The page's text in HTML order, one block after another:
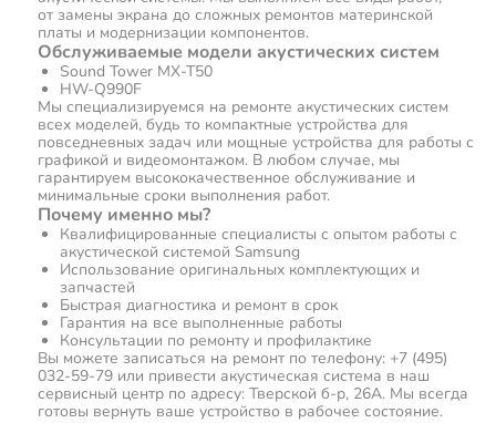
от замены экрана до сложных ремонтов материнской
платы и модернизации компонентов.
Обслуживаемые модели акустических систем
Sound Tower MX-T50
HW-Q990F
Мы специализируемся на ремонте акустических систем
всех моделей, будь то компактные устройства для
повседневных задач или мощные устройства для работы с
графикой и видеомонтажом. В любом случае, мы
гарантируем высококачественное обслуживание и
минимальные сроки выполнения работ.
Почему именно мы?
Квалифицированные специалисты с опытом работы с
акустической системой Samsung
Использование оригинальных комплектующих и
запчастей
Быстрая диагностика и ремонт в срок
Гарантия на все выполненные работы
Консультации по ремонту и профилактике
Вы можете записаться на ремонт по телефону: +7 (495)
032-59-79 или привести акустическая система в наш
сервисный центр по адресу: Тверской б-р, 26А. Мы всегда
готовы вернуть ваше устройство в рабочее состояние.